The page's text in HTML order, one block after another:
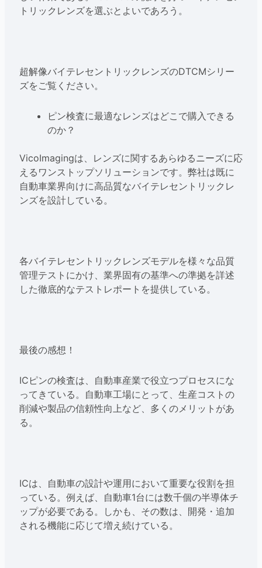
トリックレンズを選ぶとよいであろう。
超解像バイテレセントリックレンズのDTCMシリー
ズをご覧ください。
ピン検査に最適なレンズはどこで購入できる
のか？
VicoImagingは、レンズに関するあらゆるニーズに応
えるワンストップソリューションです。弊社は既に
自動車業界向けに高品質なバイテレセントリックレ
ンズを設計している。
各バイテレセントリックレンズモデルを様々な品質
管理テストにかけ、業界固有の基準への準拠を詳述
した徹底的なテストレポートを提供している。
最後の感想！
ICピンの検査は、自動車産業で役立つプロセスにな
ってきている。自動車工場にとって、生産コストの
削減や製品の信頼性向上など、多くのメリットがあ
る。
ICは、自動車の設計や運用において重要な役割を担
っている。例えば、自動車1台には数千個の半導体チ
ップが必要である。しかも、その数は、開発・追加
される機能に応じて増え続けている。